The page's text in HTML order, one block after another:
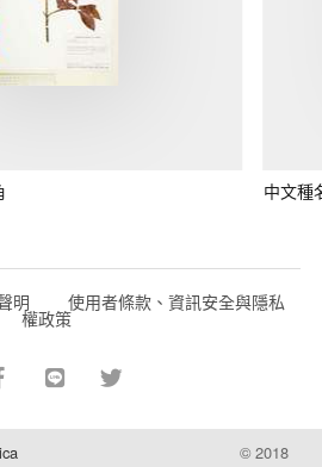
中文種
明 使用者條款、資訊安全與隱私
權政策
© 2018